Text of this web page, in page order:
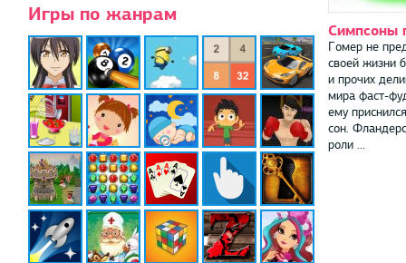
Игры по жанрам
Симпсоны
Гомер не
своей жизни
и прочих
мира фаст-
ему
сон.
роли ...